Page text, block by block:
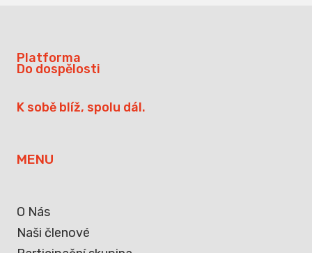
Platforma
Do dospělosti
K sobě blíž, spolu dál.
MENU
O Nás
Naši členové